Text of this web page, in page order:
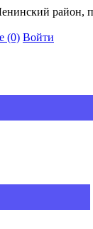
район,
(0) Войти